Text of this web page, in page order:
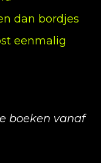
dan bordjes
eenmalig
boeken vanaf